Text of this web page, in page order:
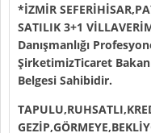
*İZMİR
SATILIK 3+1
Danışmanlığı
ŞirketimizTicaret
Belgesi Sahibidir.